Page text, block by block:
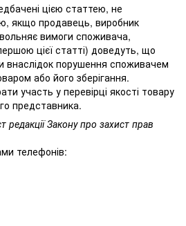
цією статтею, не
якщо продавець, виробник
вимоги споживача,
цієї статті) доведуть, що
внаслідок порушення споживачем
або його зберігання.
участь у перевірці якості товару
представника.
редакціїЗакону про захист прав
телефонів: